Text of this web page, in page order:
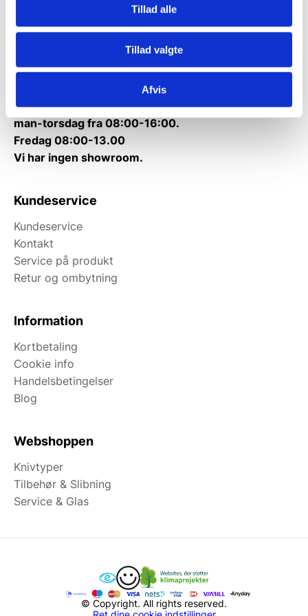
Tillad alle
Tillad valgte
Afvis
Tlf.71 99 30 98
Fredag: Telefonlukket.
Afhentning muligt
man-torsdag fra 08:00-16:00.
Fredag 08:00-13.00
Vi har ingen showroom.
Kundeservice
Kundeservice
Kontakt
Service på produkt
Retur og ombytning
Information
Kortbetaling
Cookie info
Handelsbetingelser
Blog
Webshoppen
Knivtyper
Tilbehør & Slibning
Service & Glas
© Copyright. All rights reserved.